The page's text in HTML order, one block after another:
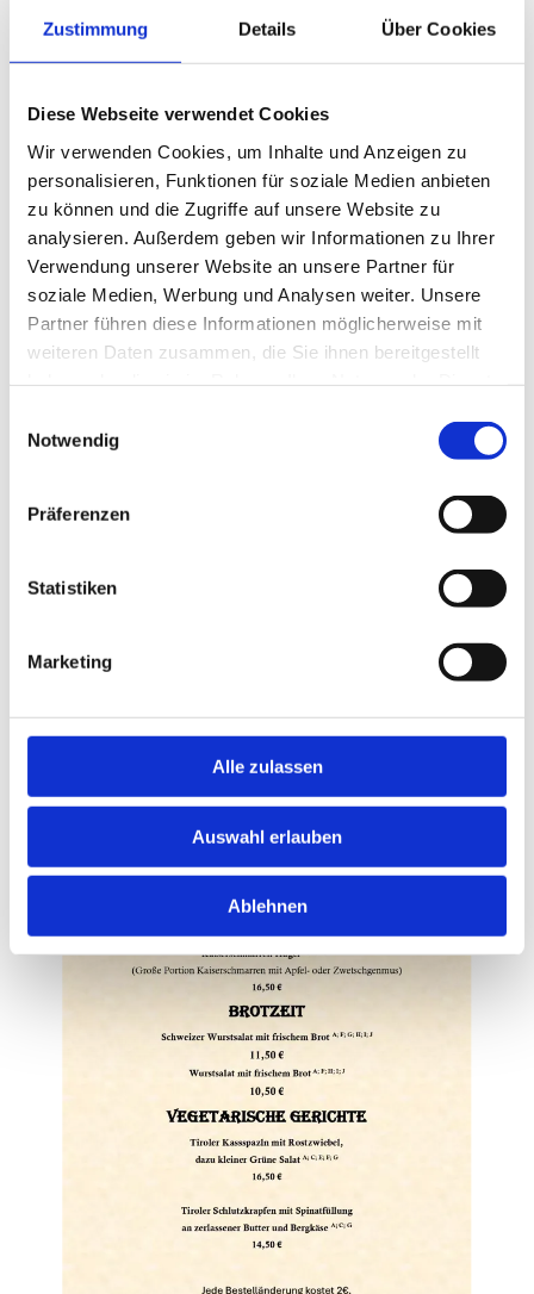
Zustimmung Details Über Cookies
Diese Webseite verwendet Cookies
Wir verwenden Cookies, um Inhalte und Anzeigen zu
personalisieren, Funktionen für soziale Medien anbieten
zu können und die Zugriffe auf unsere Website zu
analysieren. Außerdem geben wir Informationen zu Ihrer
Verwendung unserer Website an unsere Partner für
soziale Medien, Werbung und Analysen weiter. Unsere
Partner führen diese Informationen möglicherweise mit
weiteren Daten zusammen, die Sie ihnen bereitgestellt
Notwendig
Präferenzen
Statistiken
Marketing
Alle zulassen
Auswahl erlauben
Ablehnen